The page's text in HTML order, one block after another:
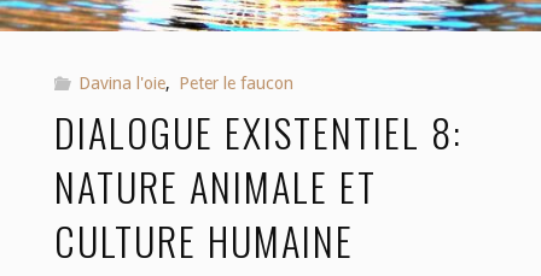
Davina l'oie, Peter le faucon
DIALOGUE EXISTENTIEL 8:
NATURE ANIMALE ET
CULTURE HUMAINE